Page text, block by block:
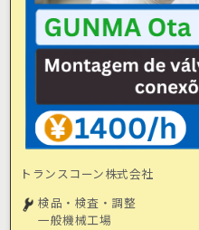
トランスコーン株式会社
検品・検査・調整
一般機械工場